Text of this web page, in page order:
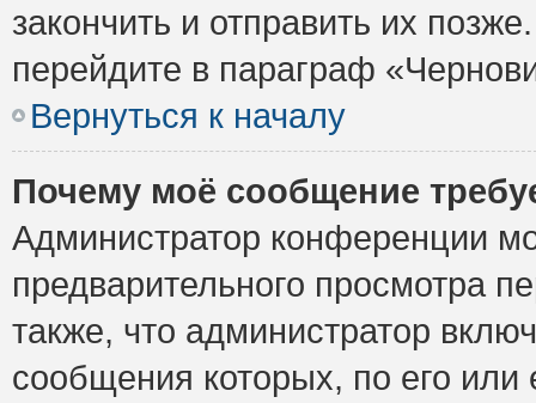
закончить и отправить их
перейдите в параграф
Вернуться к началу
Почему моё сообщение
Администратор конференции
предварительного просмотра
также, что администратор
сообщения которых, по его